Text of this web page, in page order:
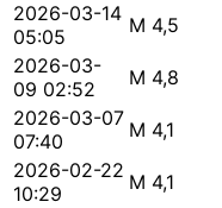
2026-03-14
05:05
M 4,5
2026-03-
09 02:52
M 4,8
2026-03-07
07:40
M 4,1
2026-02-22
10:29
M 4,1